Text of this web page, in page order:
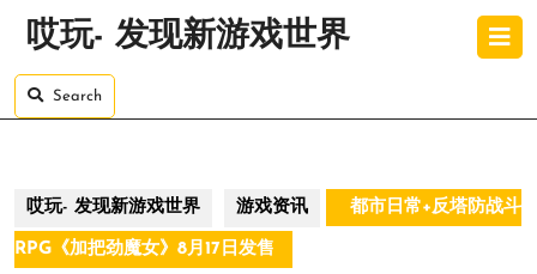
哎玩- 发现新游戏世界
Search
哎玩- 发现新游戏世界 游戏资讯 都市日常+反塔防战斗
RPG《加把劲魔女》8月17日发售